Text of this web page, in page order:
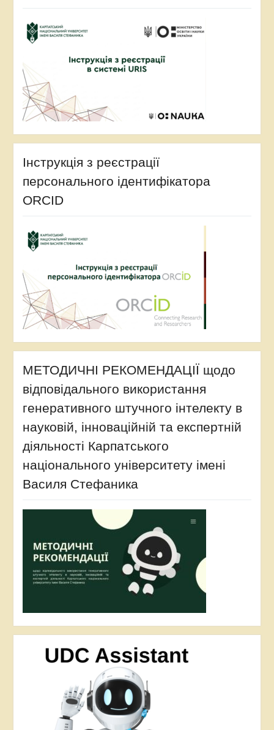
Інструкція з реєстрації
персонального ідентифікатора
ORCID
МЕТОДИЧНІ РЕКОМЕНДАЦІЇ щодо
відповідального використання
генеративного штучного інтелекту в
науковій, інноваційній та експертній
діяльності Карпатського
національного університету імені
Василя Стефаника